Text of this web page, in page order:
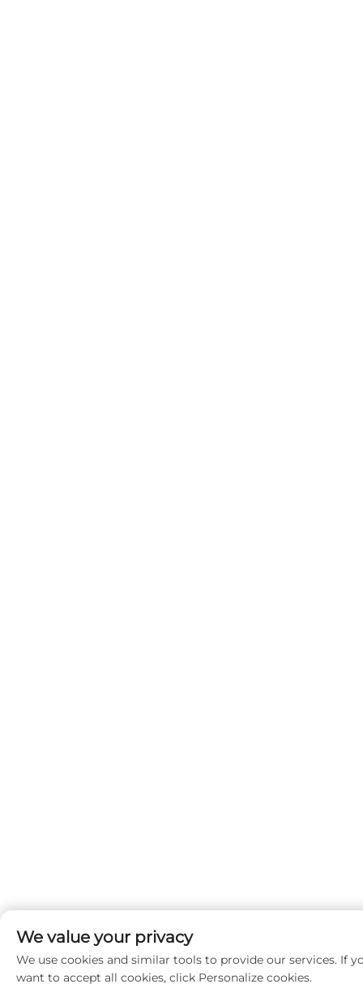
We value your privacy
We use cookies and similar tools to provide our services. If
want to accept all cookies, click Personalize cookies.